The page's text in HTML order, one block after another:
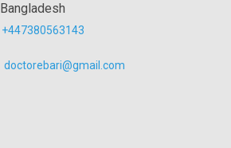
Bangladesh
+447380563143
doctorebari@gmail.com